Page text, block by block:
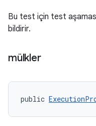
Bu test için test
bildirir.
mülkler
public